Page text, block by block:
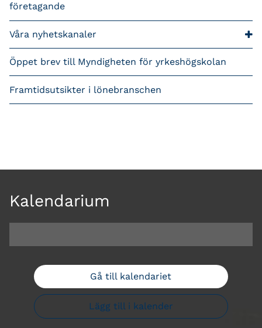
företagande
Våra nyhetskanaler
Öppet brev till Myndigheten för yrkeshögskolan
Framtidsutsikter i lönebranschen
Kalendarium
Gå till kalendariet
Lägg till i kalender